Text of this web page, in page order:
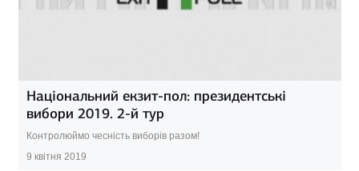
Національний екзит-пол: президентські
вибори 2019. 2-й тур
Контролюймо чесність виборів разом!
9 квітня 2019